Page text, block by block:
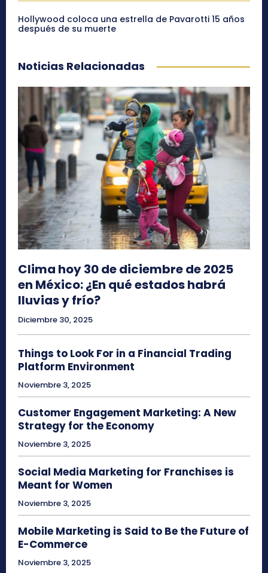
Hollywood coloca una estrella de Pavarotti 15 años
después de su muerte
Noticias Relacionadas
Clima hoy 30 de diciembre de 2025
en México: ¿En qué estados habrá
lluvias y frío?
Diciembre 30, 2025
Things to Look For in a Financial Trading
Platform Environment
Noviembre 3, 2025
Customer Engagement Marketing: A New
Strategy for the Economy
Noviembre 3, 2025
Social Media Marketing for Franchises is
Meant for Women
Noviembre 3, 2025
Mobile Marketing is Said to Be the Future of
E-Commerce
Noviembre 3, 2025